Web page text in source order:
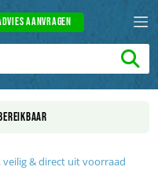
aanvragen
veilig & direct uit voorraad